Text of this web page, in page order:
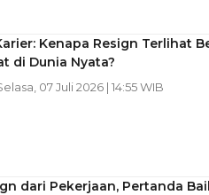
Kenapa Resign Terlihat
di Dunia Nyata?
07 Juli 2026 | 14:55 WIB
dari Pekerjaan, Pertanda